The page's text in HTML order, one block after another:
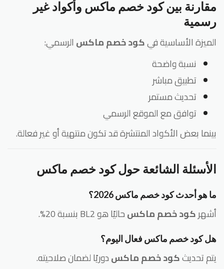
بين كود خصم ماكس وأكواد غير
الأساسية فيكود خصم ماكسالرسمي:
نسبة واضحة
تطبيق مباشر
تحديث مستمر
توافق مع الموقع الرسمي
بعض الأكواد المنتشرة قد تكون منتهية أو غير فعالة.
الشائعة حول كود خصم ماكس
هو أحدث كود خصم ماكس 2026؟
كود خصم ماكسحاليًا هو BL2 بنسبة 20%.
كود خصم ماكس فعال اليوم؟
تحديثكود خصم ماكسدوريًا لضمان صلاحيته.